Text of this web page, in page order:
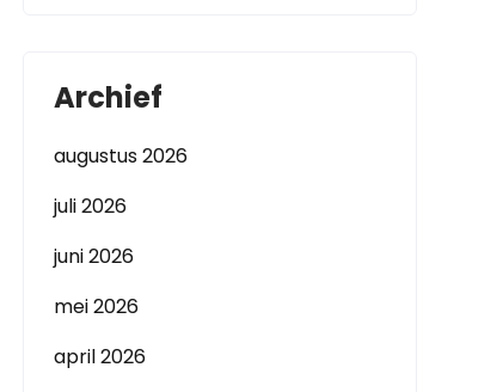
Archief
augustus 2026
juli 2026
juni 2026
mei 2026
april 2026